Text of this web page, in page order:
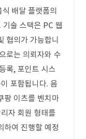
배달 플랫폼의
술 스택은 PC 웹
협의가 가능합니
로는 의뢰자와 수
록, 포인트 시스
포함됩니다. 음
팡 이츠를 벤치마
자 회원 형태를
하여 진행할 예정